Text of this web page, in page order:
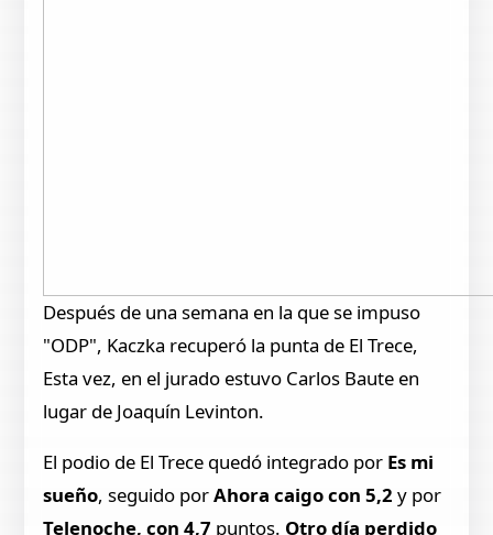
Después de una semana en la que se impuso
"ODP", Kaczka recuperó la punta de El Trece,
Esta vez, en el jurado estuvo Carlos Baute en
lugar de Joaquín Levinton.
El podio de El Trece quedó integrado por Es mi
sueño, seguido porAhora caigo con 5,2y por
Telenoche, con 4,7 puntos. Otro día perdido